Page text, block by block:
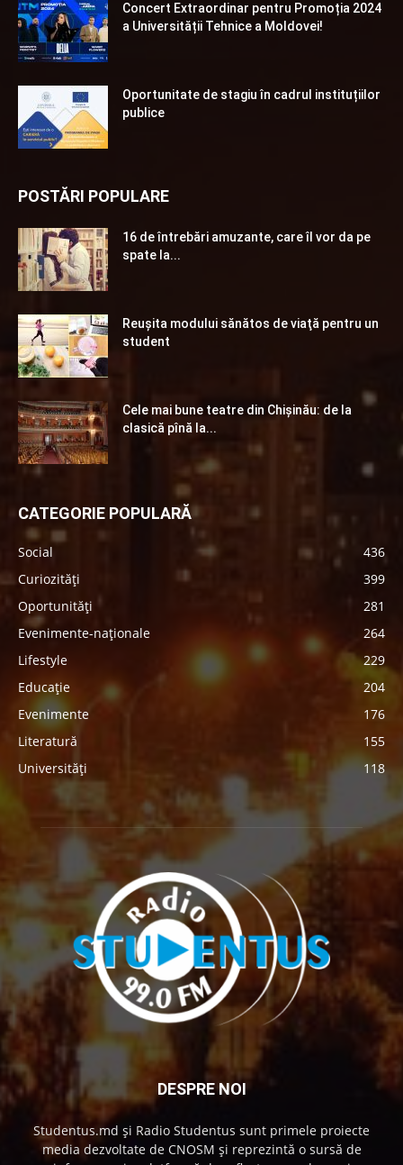
Concert Extraordinar pentru Promoția 2024
a Universității Tehnice a Moldovei!
Oportunitate de stagiu în cadrul instituțiilor
publice
POSTĂRI POPULARE
16 de întrebări amuzante, care îl vor da pe
spate la...
Reuşita modului sănătos de viaţă pentru un
student
Cele mai bune teatre din Chişinău: de la
clasică pînă la...
CATEGORIE POPULARĂ
Social
436
Curiozități
399
Oportunități
281
Evenimente-naționale
264
Lifestyle
229
Educație
204
Evenimente
176
Literatură
155
Universități
118
DESPRE NOI
Studentus.md și Radio Studentus sunt primele proiecte
media dezvoltate de CNOSM și reprezintă o sursă de